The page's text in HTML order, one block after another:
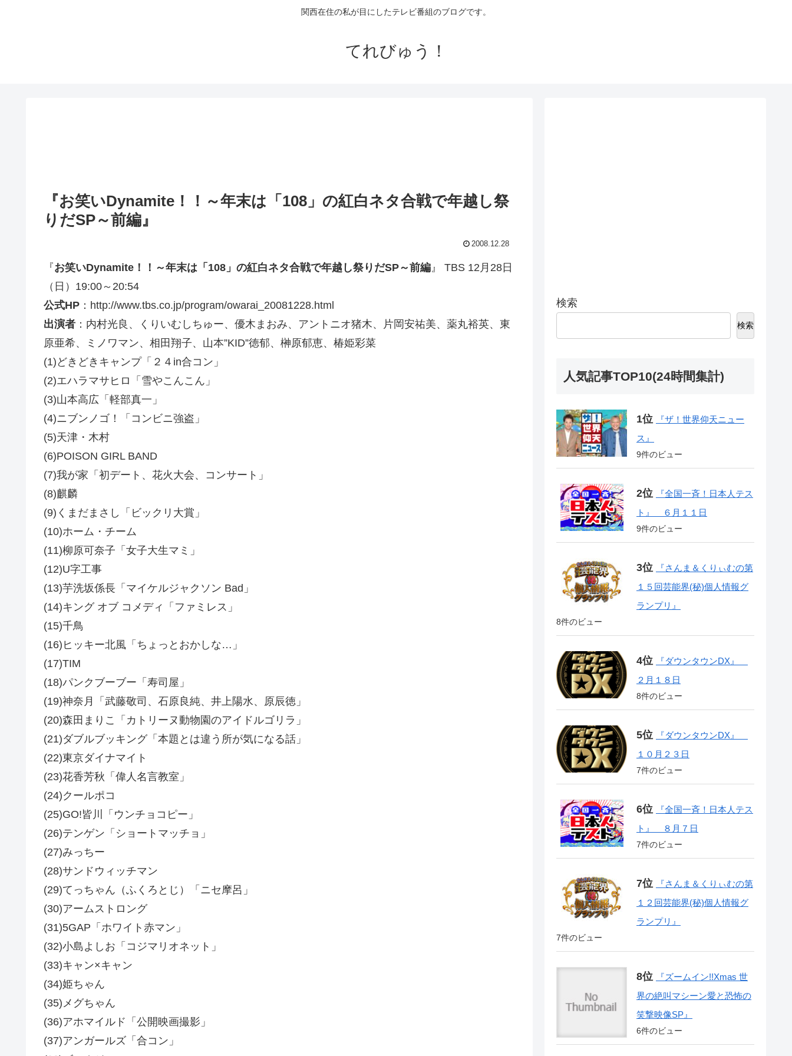
関西在住の私が目にしたテレビ番組のブログです。
てれびゅう！
『お笑いDynamite！！～年末は「108」の紅白ネタ合戦で年越し祭
りだSP～前編』
2008.12.28
『お笑いDynamite！！～年末は「108」の紅白ネタ合戦で年越し祭りだSP～前編』 TBS 12月28日
（日）19:00～20:54
公式HP ：http://www.tbs.co.jp/program/owarai_20081228.html
出演者 ：内村光良、くりいむしちゅー、優木まおみ、アントニオ猪木、片岡安祐美、薬丸裕英、東
原亜希、ミノワマン、相田翔子、山本”KID”徳郁、榊原郁恵、椿姫彩菜
(1)どきどきキャンプ「２４in合コン」
(2)エハラマサヒロ「雪やこんこん」
(3)山本高広「軽部真一」
(4)ニブンノゴ！「コンビニ強盗」
(5)天津・木村
(6)POISON GIRL BAND
(7)我が家「初デート、花火大会、コンサート」
(8)麒麟
(9)くまだまさし「ビックリ大賞」
(10)ホーム・チーム
(11)柳原可奈子「女子大生マミ」
(12)U字工事
(13)芋洗坂係長「マイケルジャクソン Bad」
(14)キング オブ コメディ「ファミレス」
(15)千鳥
(16)ヒッキー北風「ちょっとおかしな…」
(17)TIM
(18)パンクブーブー「寿司屋」
(19)神奈月「武藤敬司、石原良純、井上陽水、原辰徳」
(20)森田まりこ「カトリーヌ動物園のアイドルゴリラ」
(21)ダブルブッキング「本題とは違う所が気になる話」
(22)東京ダイナマイト
(23)花香芳秋「偉人名言教室」
(24)クールポコ
(25)GO!皆川「ウンチョコピー」
(26)テンゲン「ショートマッチョ」
(27)みっちー
(28)サンドウィッチマン
(29)てっちゃん（ふくろとじ）「ニセ摩呂」
(30)アームストロング
(31)5GAP「ホワイト赤マン」
(32)小島よしお「コジマリオネット」
(33)キャン×キャン
(34)姫ちゃん
(35)メグちゃん
(36)アホマイルド「公開映画撮影」
(37)アンガールズ「合コン」
検索
検索
人気記事TOP10(24時間集計)
『ザ！世界仰天ニュー
ス』
9件のビュー
『全国一斉！日本人テス
ト』 ６月１１日
9件のビュー
『さんま＆くりぃむの第
１５回芸能界(秘)個人情報グ
ランプリ』
8件のビュー
『ダウンタウンDX』
２月１８日
8件のビュー
『ダウンタウンDX』
１０月２３日
7件のビュー
『全国一斉！日本人テス
ト』 ８月７日
7件のビュー
『さんま＆くりぃむの第
１２回芸能界(秘)個人情報グ
ランプリ』
7件のビュー
『ズームイン!!Xmas 世
界の絶叫マシーン愛と恐怖の
笑撃映像SP』
6件のビュー